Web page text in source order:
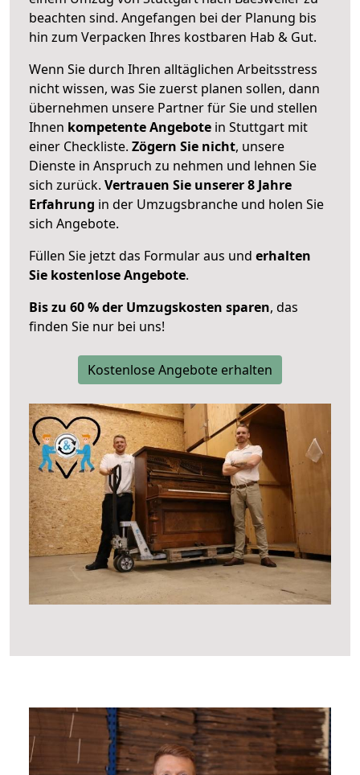
beachten sind. Angefangen bei der Planung bis
hin zum Verpacken Ihres kostbaren Hab & Gut.
Wenn Sie durch Ihren alltäglichen Arbeitsstress
nicht wissen, was Sie zuerst planen sollen, dann
übernehmen unsere Partner für Sie und stellen
Ihnen kompetente Angebote in Stuttgart mit
einer Checkliste. Zögern Sie nicht, unsere
Dienste in Anspruch zu nehmen und lehnen Sie
sich zurück. Vertrauen Sie unserer 8 Jahre
Erfahrung in der Umzugsbranche und holen Sie
sich Angebote.
Füllen Sie jetzt das Formular aus und erhalten
Sie kostenlose Angebote.
Bis zu 60 % der Umzugskosten sparen, das
finden Sie nur bei uns!
Kostenlose Angebote erhalten